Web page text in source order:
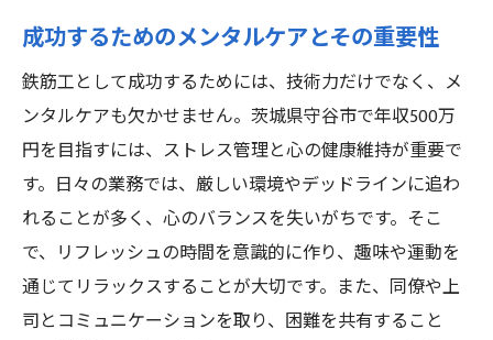
成功するためのメンタルケアとその重要性
鉄筋工として成功するためには、技術力だけでなく、メ
ンタルケアも欠かせません。茨城県守谷市で年収500万
円を目指すには、ストレス管理と心の健康維持が重要で
す。日々の業務では、厳しい環境やデッドラインに追わ
れることが多く、心のバランスを失いがちです。そこ
で、リフレッシュの時間を意識的に作り、趣味や運動を
通じてリラックスすることが大切です。また、同僚や上
司とコミュニケーションを取り、困難を共有すること